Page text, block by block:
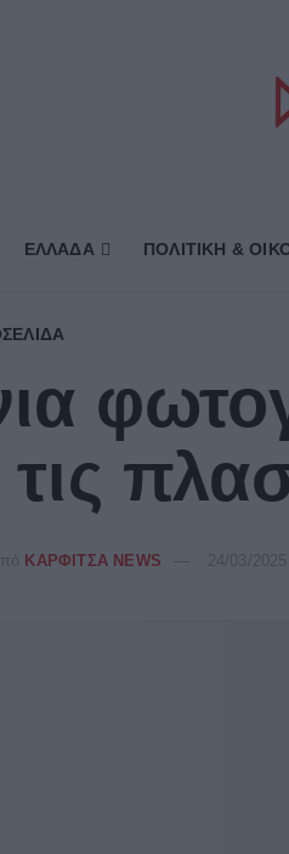
ΕΛΛΑΔΑ ΠΟΛΙΤΙΚΗ &
ΚΑΡΦΙΤΣΑ NEWS 24/03/2025